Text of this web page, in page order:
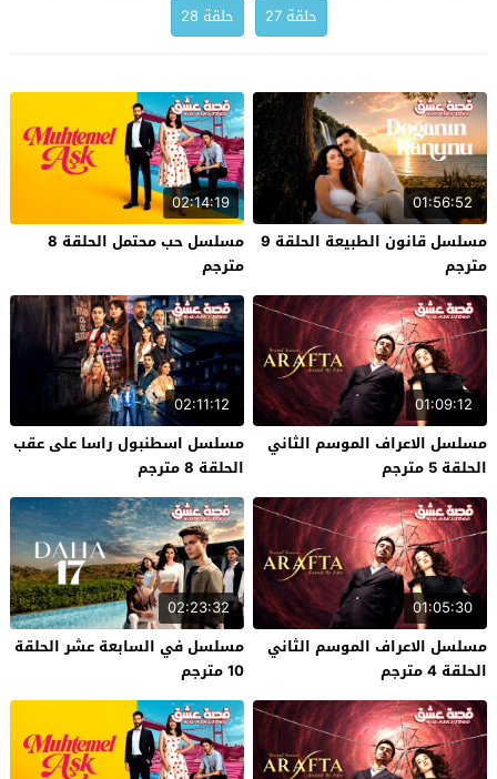
حلقة 27
حلقة 28
01:56:52
مسلسل قانون الطبيعة الحلقة 9
مترجم
02:14:19
مسلسل حب محتمل الحلقة 8
مترجم
01:09:12
مسلسل الاعراف الموسم الثاني
الحلقة 5 مترجم
02:11:12
مسلسل اسطنبول راسا على عقب
الحلقة 8 مترجم
01:05:30
مسلسل الاعراف الموسم الثاني
الحلقة 4 مترجم
02:23:32
مسلسل في السابعة عشر الحلقة
10 مترجم